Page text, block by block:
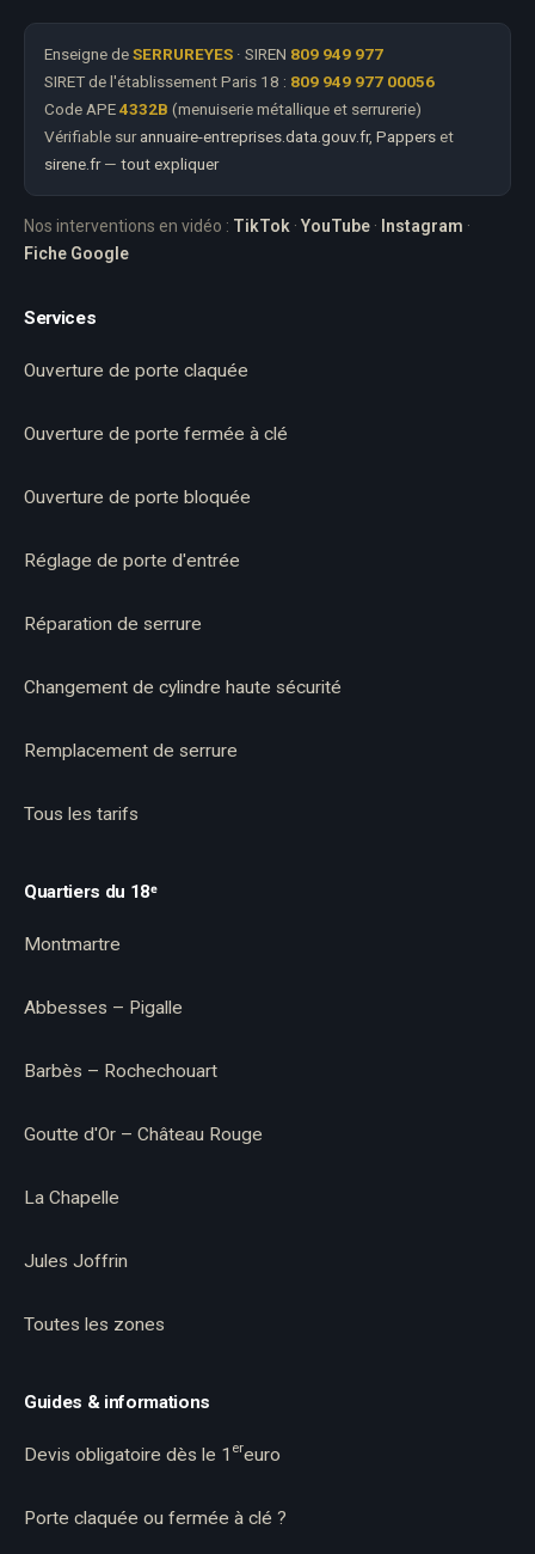
Enseigne deSERRUREYES · SIREN 809 949 977
SIRET de l'établissement Paris 18 : 809 949 977 00056
Code APE4332B (menuiserie métallique et serrurerie)
Vérifiable surannuaire-entreprises.data.gouv.fr, Papperset
sirene.fr— tout expliquer
Nos interventions en vidéo : TikTok · YouTube · Instagram ·
Fiche Google
Services
Ouverture de porte claquée
Ouverture de porte fermée à clé
Ouverture de porte bloquée
Réglage de porte d'entrée
Réparation de serrure
Changement de cylindre haute sécurité
Remplacement de serrure
Tous les tarifs
Quartiers du 18ᵉ
Montmartre
Abbesses – Pigalle
Barbès – Rochechouart
Goutte d'Or – Château Rouge
La Chapelle
Jules Joffrin
Toutes les zones
Guides & informations
Devis obligatoire dès le 1 ereuro
Porte claquée ou fermée à clé ?